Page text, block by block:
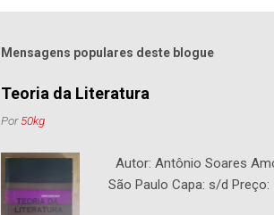
Mensagens populares deste blogue
Teoria da Literatura
Por50kg
Autor: Antônio Soares
São Paulo Capa: s/d Preço: